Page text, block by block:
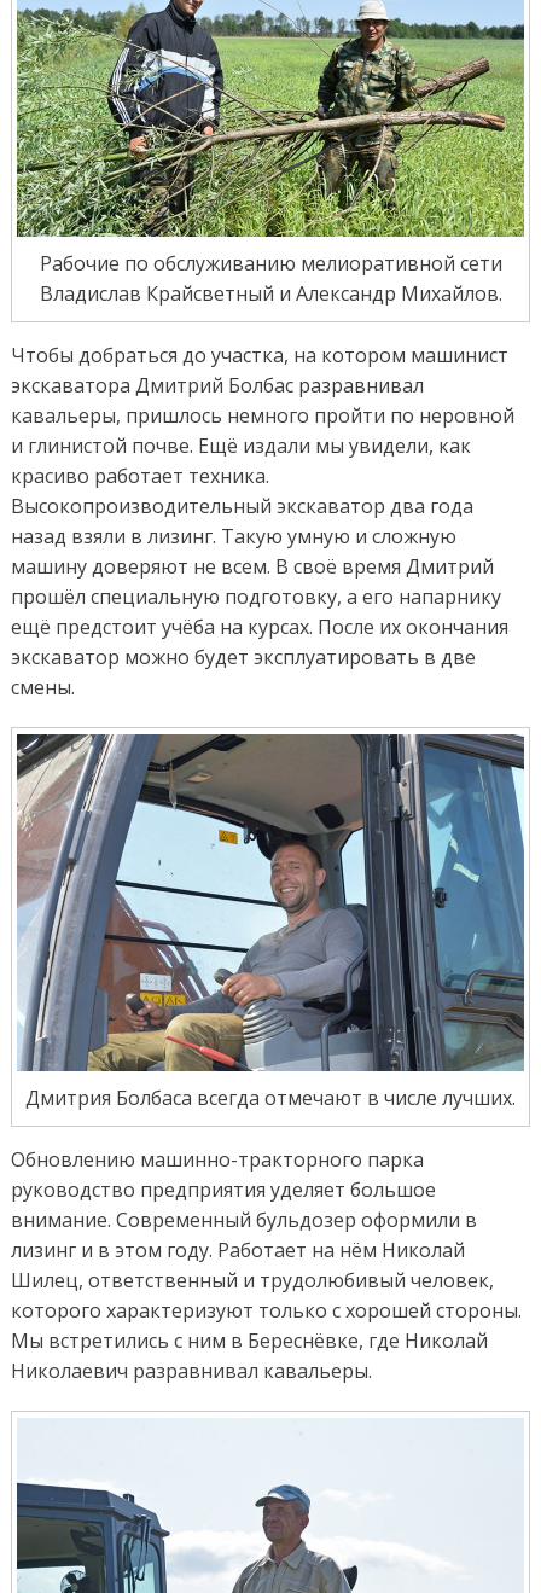
Рабочие по обслуживанию мелиоративной сети
Владислав Крайсветный и Александр Михайлов.
Чтобы добраться до участка, на котором машинист
экскаватора Дмитрий Болбас разравнивал
кавальеры, пришлось немного пройти по неровной
и глинистой почве. Ещё издали мы увидели, как
красиво работает техника.
Высокопроизводительный экскаватор два года
назад взяли в лизинг. Такую умную и сложную
машину доверяют не всем. В своё время Дмитрий
прошёл специальную подготовку, а его напарнику
ещё предстоит учёба на курсах. После их окончания
экскаватор можно будет эксплуатировать в две
смены.
Дмитрия Болбаса всегда отмечают в числе лучших.
Обновлению машинно-тракторного парка
руководство предприятия уделяет большое
внимание. Современный бульдозер оформили в
лизинг и в этом году. Работает на нём Николай
Шилец, ответственный и трудолюбивый человек,
которого характеризуют только с хорошей стороны.
Мы встретились с ним в Береснёвке, где Николай
Николаевич разравнивал кавальеры.